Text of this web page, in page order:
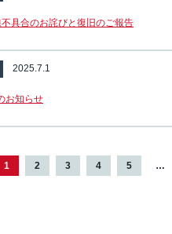
具合のお詫びと復旧のご報告
2025.7.1
お知らせ
1 2 3 4 5 …